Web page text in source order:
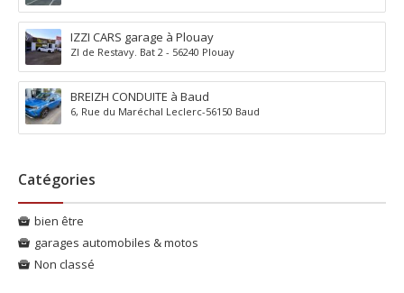
IZZI CARS garage à Plouay
ZI de Restavy. Bat 2 - 56240 Plouay
BREIZH CONDUITE à Baud
6, Rue du Maréchal Leclerc-56150 Baud
Catégories
bien être
garages automobiles & motos
Non classé